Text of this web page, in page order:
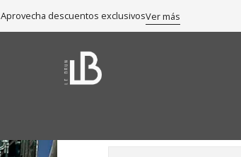
Aprovecha descuentos exclusivosVer más
Mesas de Centro y Laterales Mesa de centro